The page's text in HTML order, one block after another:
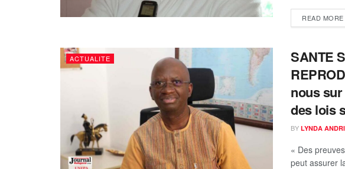
READ MORE
ACTUALITE
SANTE
nous sur
des lois
BY LYNDA
« Des
peut assurer